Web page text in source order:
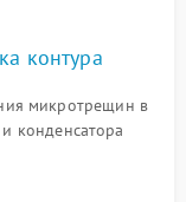
контура
микротрещин в
конденсатора
осушителя и
засоров.